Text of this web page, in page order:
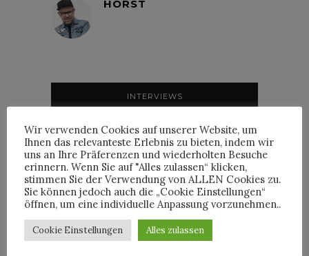
HORST
INTERVIEWS
TRIXIE MATTEL IM
INTERVIEW
Wir verwenden Cookies auf unserer Website, um
Ihnen das relevanteste Erlebnis zu bieten, indem wir
uns an Ihre Präferenzen und wiederholten Besuche
erinnern. Wenn Sie auf "Alles zulassen“ klicken,
stimmen Sie der Verwendung von ALLEN Cookies zu.
Sie können jedoch auch die „Cookie Einstellungen“
öffnen, um eine individuelle Anpassung vorzunehmen..
Cookie Einstellungen Alles zulassen